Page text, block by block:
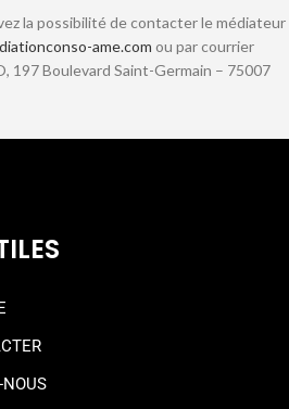
la possibilité de contacter le médiateur
ame.com ou par courrier
197 Boulevard Saint-Germain – 75007